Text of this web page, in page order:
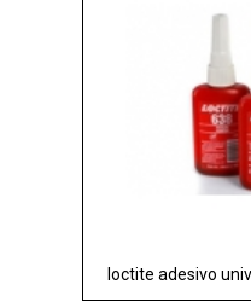
loctite adesivo